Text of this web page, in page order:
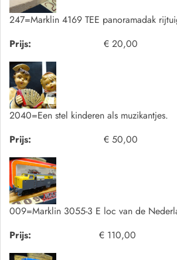
247=Marklin 4169 TEE panoramadak
Prijs:
€ 20,00
2040=Een stel kinderen als muzikantjes.
Prijs:
€ 50,00
009=Marklin 3055-3 E loc van de
Prijs:
€ 110,00